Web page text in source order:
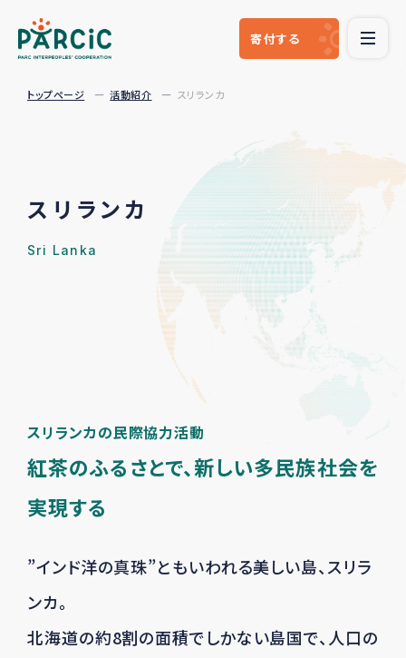
寄付する
トップページ 活動紹介 スリランカ
スリランカ
Sri Lanka
スリランカの民際協力活動
紅茶のふるさとで、新しい多民族社会を
実現する
”インド洋の真珠”ともいわれる美しい島、スリラ
ンカ。
北海道の約8割の面積でしかない島国で、人口の